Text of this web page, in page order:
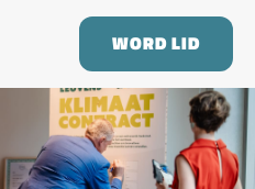
WORD LID